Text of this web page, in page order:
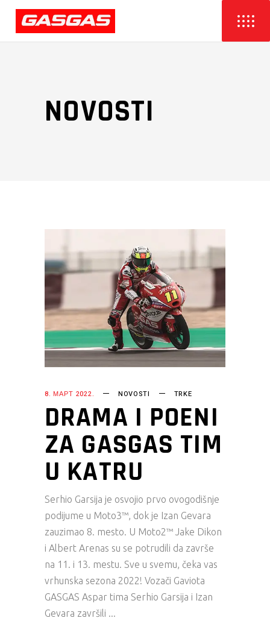
NOVOSTI
8. МАРТ 2022. NOVOSTI TRKE
DRAMA I POENI
ZA GASGAS TIM
U KATRU
Serhio Garsija je osvojio prvo ovogodišnje
podijume u Moto3™, dok je Izan Gevara
zauzimao 8. mesto. U Moto2™ Jake Dikon
i Albert Arenas su se potrudili da završe
na 11. i 13. mestu. Sve u svemu, čeka vas
vrhunska sezona 2022! Vozači Gaviota
GASGAS Aspar tima Serhio Garsija i Izan
Gevara završili